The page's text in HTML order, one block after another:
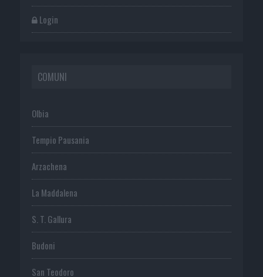
Login
COMUNI
Olbia
Tempio Pausania
Arzachena
La Maddalena
S. T. Gallura
Budoni
San Teodoro